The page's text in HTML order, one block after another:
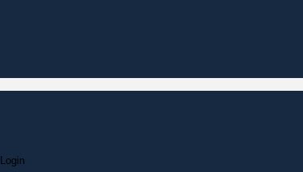
Login